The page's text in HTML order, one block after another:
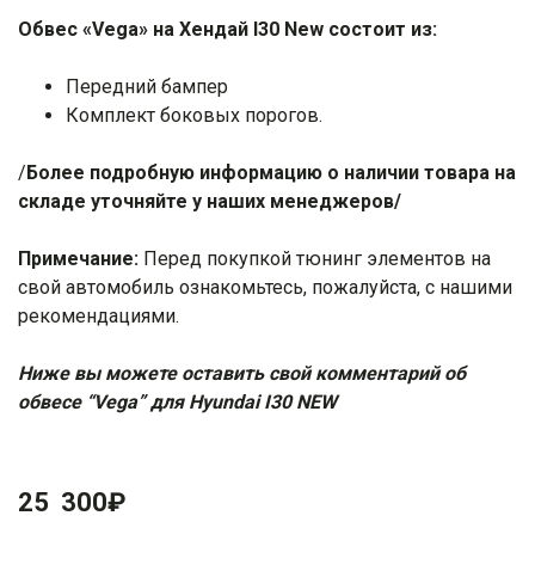
Обвес «Vega» на Хендай I30 New состоит из:
Передний бампер
Комплект боковых порогов.
/Более подробную информацию о наличии товара на
складе уточняйте у наших менеджеров/
Примечание: Перед покупкой тюнинг элементов на
свой автомобиль ознакомьтесь, пожалуйста, с нашими
рекомендациями.
Ниже вы можете оставить свой комментарий об
обвесе “Vega” для Hyundai I30 NEW
25 300₽